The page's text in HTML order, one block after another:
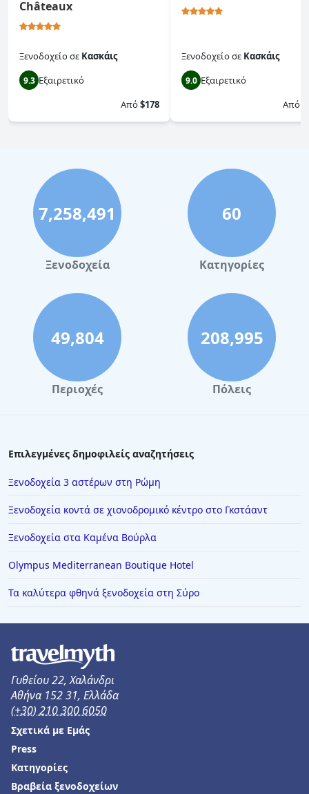
Châteaux
Ξενοδοχείοσε Κασκάις
9.3 Εξαιρετικό
Από$178
Ξενοδοχείοσε Κασκάις
9.0 Εξαιρετικό
Από
7,258,491
Ξενοδοχεία
60
Κατηγορίες
49,804
Περιοχές
208,995
Πόλεις
Επιλεγμένες δημοφιλείς αναζητήσεις
Ξενοδοχεία 3 αστέρων στη Ρώμη
Ξενοδοχεία κοντά σε χιονοδρομικό κέντρο στο Γκστάαντ
Ξενοδοχεία στα Καμένα Βούρλα
Olympus Mediterranean Boutique Hotel
Τα καλύτερα φθηνά ξενοδοχεία στη Σύρο
Γυθείου 22, Χαλάνδρι
Αθήνα 152 31, Ελλάδα
(+30) 210 300 6050
Σχετικά με Εμάς
Press
Κατηγορίες
Βραβεία ξενοδοχείων